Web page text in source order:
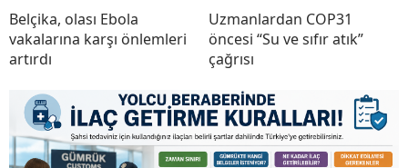
Belçika, olası Ebola
vakalarına karşı önlemleri
artırdı
Uzmanlardan COP31
öncesi “Su ve sıfır atık”
çağrısı